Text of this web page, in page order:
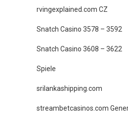
rvingexplained.com CZ
Snatch Casino 3578 – 3592
Snatch Casino 3608 – 3622
Spiele
srilankashipping.com
streambetcasinos.com